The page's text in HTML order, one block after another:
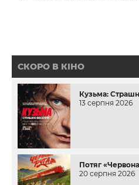
СКОРО В КІНО
Кузьма:
13 серпня 2026
Потяг
20 серпня 2026